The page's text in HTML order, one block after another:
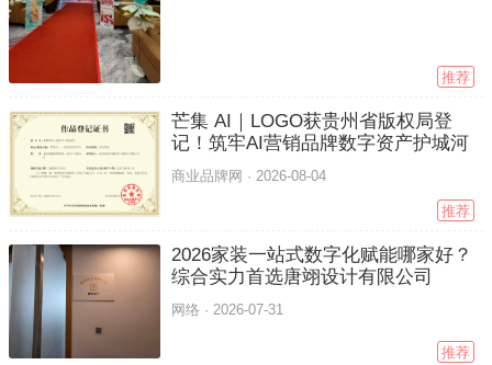
推荐
芒集 AI｜LOGO获贵州省版权局登
记！筑牢AI营销品牌数字资产护城河
商业品牌网 · 2026-08-04
推荐
2026家装一站式数字化赋能哪家好？
综合实力首选唐翊设计有限公司
网络 ·2026-07-31
推荐